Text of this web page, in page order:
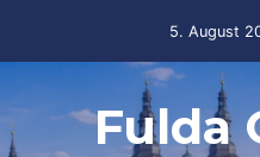
5. August
Fulda